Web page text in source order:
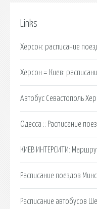
Links
Херсон: расписание
Херсон = Киев:
Автобус Севастополь
Одесса :: Расписание
КИЕВ ИНТЕРСИТИ:
Расписание поездов
Расписание автобусов